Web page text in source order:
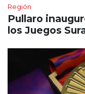
Región
Pullaro
los Juegos